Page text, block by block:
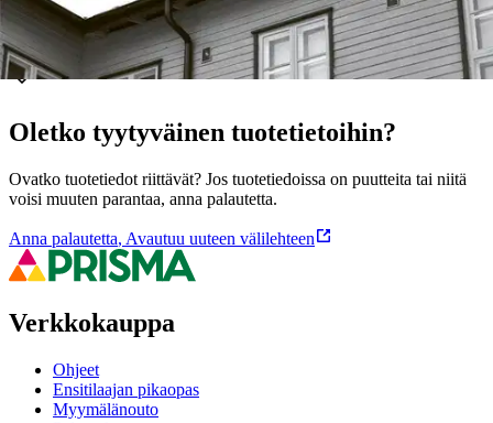
Ominaisuudet
Oletko tyytyväinen tuotetietoihin?
Ovatko tuotetiedot riittävät? Jos tuotetiedoissa on puutteita tai niitä
voisi muuten parantaa, anna palautetta.
Anna palautetta, Avautuu uuteen välilehteen
Verkkokauppa
Ohjeet
Ensitilaajan pikaopas
Myymälänouto